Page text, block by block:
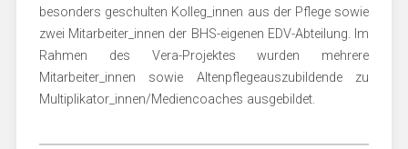
besonders geschulten Kolleg_innen aus der Pflege sowie
zwei Mitarbeiter_innen der BHS-eigenen EDV-Abteilung. Im
Rahmen des Vera-Projektes wurden mehrere
Mitarbeiter_innen sowie Altenpflegeauszubildende zu
Multiplikator_innen/Mediencoaches ausgebildet.